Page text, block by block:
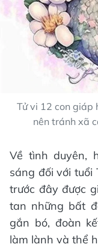
Tử vi 12 con giáp
nên tránh xã
Về tình duyên,
sáng đối với tuổi
trước đây được
tan những bất
gắn bó, đoàn
làm lành và thể